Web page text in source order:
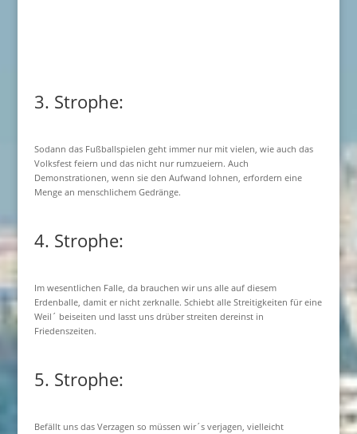
3. Strophe:
Sodann das Fußballspielen geht immer nur mit vielen, wie auch das
Volksfest feiern und das nicht nur rumzueiern. Auch
Demonstrationen, wenn sie den Aufwand lohnen, erfordern eine
Menge an menschlichem Gedränge.
4. Strophe:
Im wesentlichen Falle, da brauchen wir uns alle auf diesem
Erdenballe, damit er nicht zerknalle. Schiebt alle Streitigkeiten für eine
Weil´ beiseiten und lasst uns drüber streiten dereinst in
Friedenszeiten.
5. Strophe:
Befällt uns das Verzagen so müssen wir´s verjagen, vielleicht